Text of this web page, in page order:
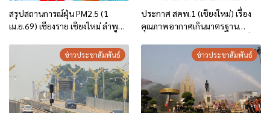
สรุปสถานการณ์ฝุ่น PM2.5 (1
เม.ย.69) เชียงราย เชียงใหม่ ลำพูน
ประกาศ สคพ.1 (เชียงใหม่) เรื่อง
คุณภาพอากาศเกินมาตรฐาน
(6/2569) วันที่ 1 เม.ย.69
ข่าวประชาสัมพันธ์ ข่าวประชาสัมพันธ์